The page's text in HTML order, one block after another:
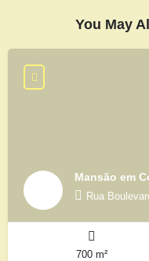
You May
Mansão em
Rua
700 m²